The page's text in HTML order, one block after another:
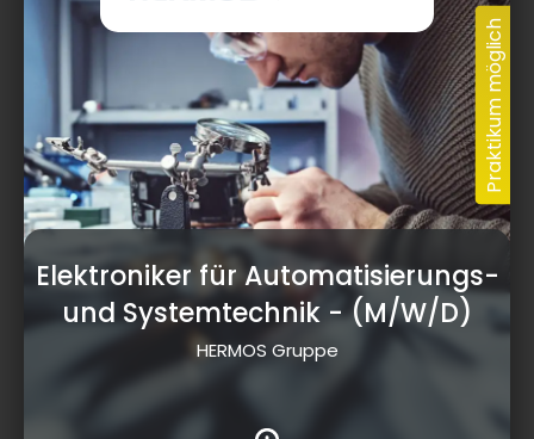
Elektroniker für Automatisierungs-
und Systemtechnik - (M/W/D)
HERMOS Gruppe